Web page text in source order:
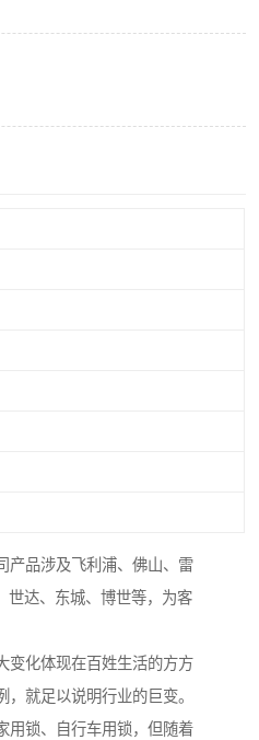
产品涉及飞利浦、佛山、雷
世达、东城、博世等，为客
变化体现在百姓生活的方方
就足以说明行业的巨变。
用锁、自行车用锁，但随着